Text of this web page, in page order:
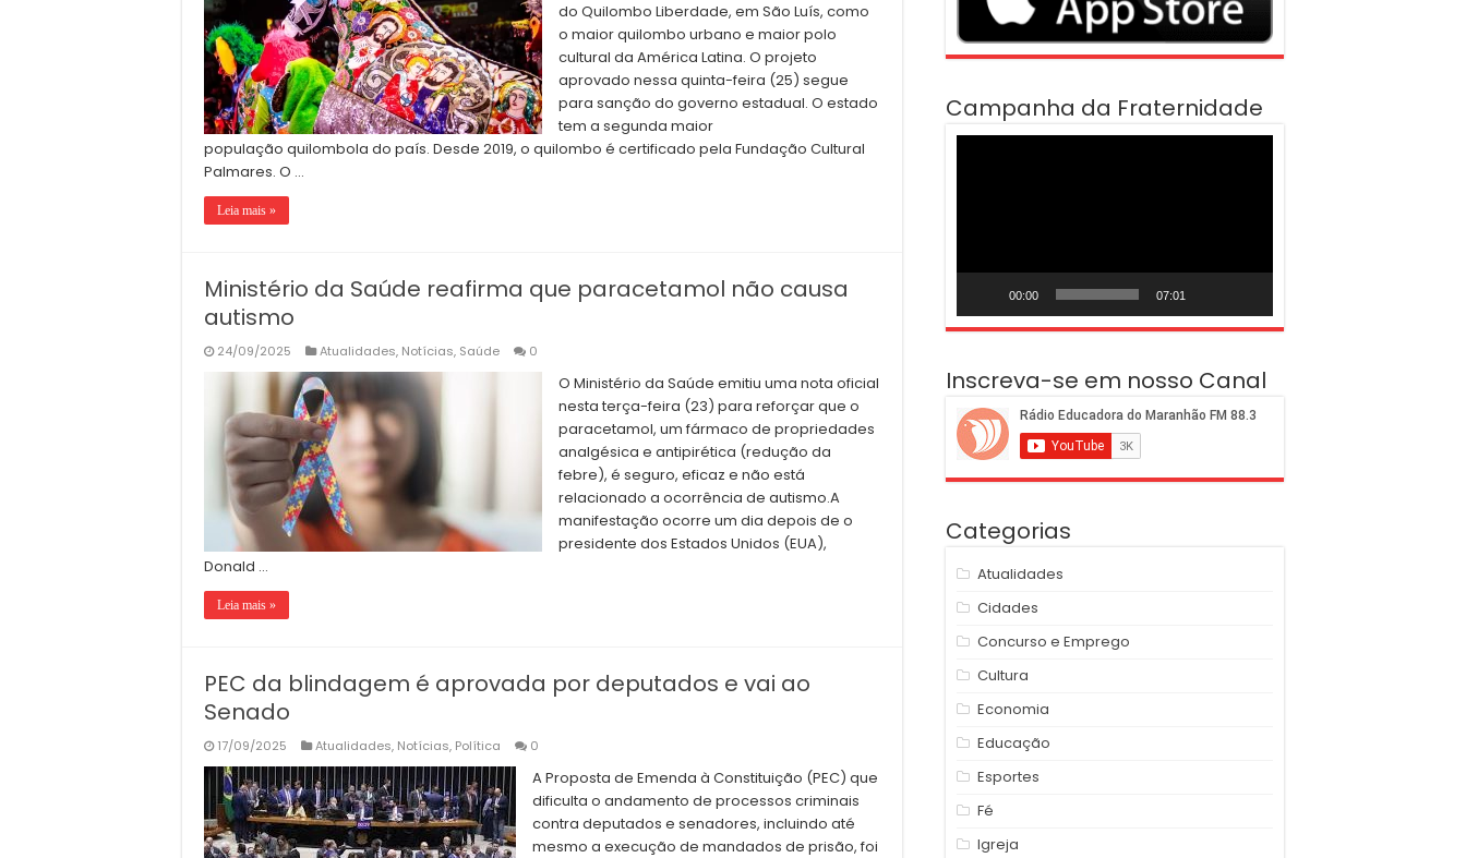
do Quilombo Liberdade, em São Luís, como
o maior quilombo urbano e maior polo
cultural da América Latina. O projeto
aprovado nessa quinta-feira (25) segue
para sanção do governo estadual. O estado
tem a segunda maior
população quilombola do país. Desde 2019, o quilombo é certificado pela Fundação Cultural
Palmares. O …
Leia mais »
Ministério da Saúde reafirma que paracetamol não causa
autismo
24/09/2025 Atualidades, Notícias, Saúde 0
O Ministério da Saúde emitiu uma nota oficial
nesta terça-feira (23) para reforçar que o
paracetamol, um fármaco de propriedades
analgésica e antipirética (redução da
febre), é seguro, eficaz e não está
relacionado a ocorrência de autismo.A
manifestação ocorre um dia depois de o
presidente dos Estados Unidos (EUA),
Donald …
Leia mais »
PEC da blindagem é aprovada por deputados e vai ao
Senado
17/09/2025 Atualidades, Notícias, Política 0
A Proposta de Emenda à Constituição (PEC) que
dificulta o andamento de processos criminais
contra deputados e senadores, incluindo até
mesmo a execução de mandados de prisão, foi
Campanha da Fraternidade
00:00 07:01
Inscreva-se em nosso Canal
Categorias
Atualidades
Cidades
Concurso e Emprego
Cultura
Economia
Educação
Esportes
Fé
Igreja